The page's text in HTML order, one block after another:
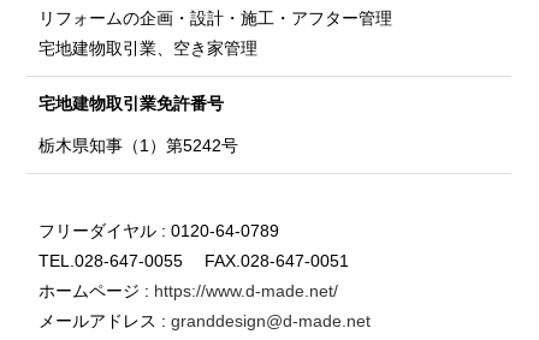
リフォームの企画・設計・施工・アフター管理
宅地建物取引業、空き家管理
宅地建物取引業免許番号
栃木県知事（1）第5242号
フリーダイヤル : 0120-64-0789
TEL.028-647-0055 FAX.028-647-0051
ホームページ : https://www.d-made.net/
メールアドレス :granddesign@d-made.net